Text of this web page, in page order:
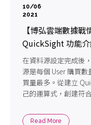
10/06
2021
【博弘雲端數據
QuickSight 功能
在資料源設定完成後
源是每個 User 購買
買量最多。從建立
己的運算式，創建符
Read More